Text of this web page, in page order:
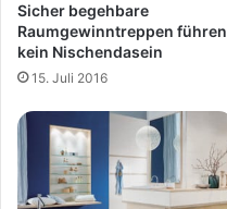
Sicher begehbare
Raumgewinntreppen führen
kein Nischendasein
15. Juli 2016